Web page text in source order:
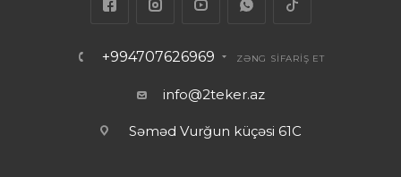
+994707626969 ZƏNG SİFARİŞ ET
info@2teker.az
Səməd Vurğun küçəsi 61C